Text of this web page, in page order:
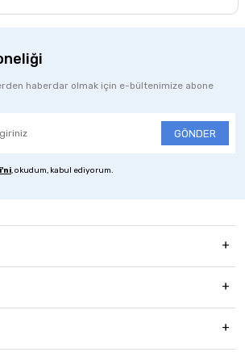
haberdar olmak için e-bültenimize abone
GÖNDER
, okudum, kabul ediyorum.